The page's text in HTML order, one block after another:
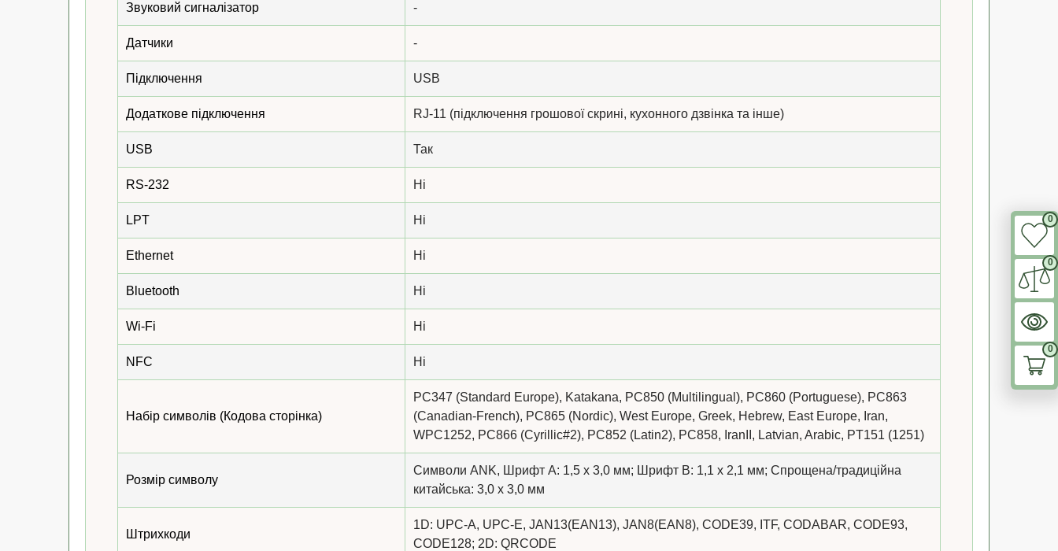
0
0
0
Звуковий сигналізатор -
Датчики -
Підключення USB
Додаткове підключення RJ-11 (підключення грошової скрині, кухонного дзвінка та інше)
USB Так
RS-232 Ні
LPT Ні
Ethernet Ні
Bluetooth Ні
Wi-Fi Ні
NFC Ні
Набір символів (Кодова сторінка)
PC347 (Standard Europe), Katakana, PC850 (Multilingual), PC860 (Portuguese), PC863
(Canadian-French), PC865 (Nordic), West Europe, Greek, Hebrew, East Europe, Iran,
WPC1252, PC866 (Cyrillic#2), PC852 (Latin2), PC858, IranII, Latvian, Arabic, PT151 (1251)
Розмір символу
Символи ANK, Шрифт A: 1,5 х 3,0 мм; Шрифт B: 1,1 х 2,1 мм; Спрощена/традиційна
китайська: 3,0 х 3,0 мм
Штрихкоди
1D: UPC-A, UPC-E, JAN13(EAN13), JAN8(EAN8), CODE39, ITF, CODABAR, CODE93,
CODE128; 2D: QRCODE